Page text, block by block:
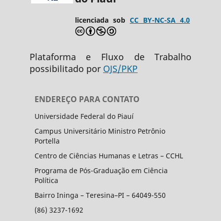
licenciada sob CC BY-NC-SA 4.0
Plataforma e Fluxo de Trabalho
possibilitado por OJS/PKP
ENDEREÇO PARA CONTATO
Universidade Federal do Piauí
Campus Universitário Ministro Petrônio
Portella
Centro de Ciências Humanas e Letras – CCHL
Programa de Pós-Graduação em Ciência
Política
Bairro Ininga – Teresina–PI – 64049-550
(86) 3237-1692